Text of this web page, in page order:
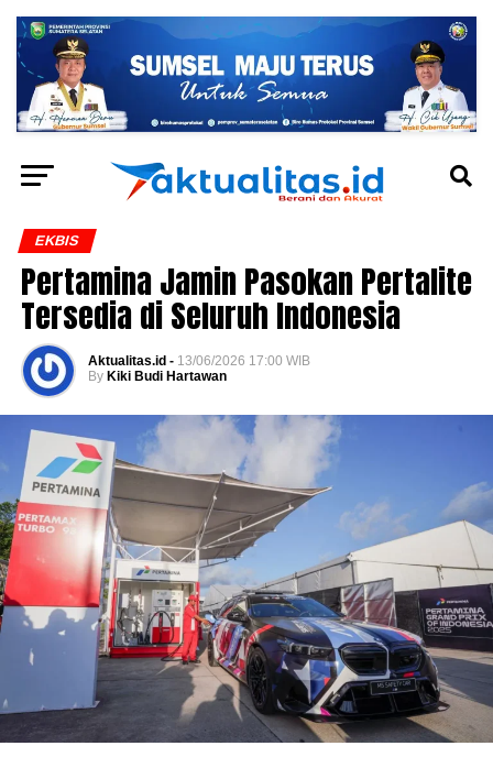
EKBIS
Pertamina Jamin Pasokan Pertalite
Tersedia di Seluruh Indonesia
Aktualitas.id - 13/06/2026 17:00 WIB
By Kiki Budi Hartawan